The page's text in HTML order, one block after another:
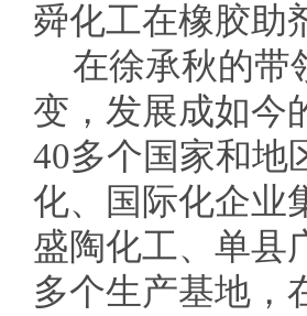
舜化工在橡胶助
在徐承秋的带
变，发展成如今
40多个国家和地
化、国际化企业
盛陶化工、单县
多个生产基地，